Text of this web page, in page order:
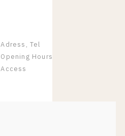
Adress, Tel
Opening Hours
Access